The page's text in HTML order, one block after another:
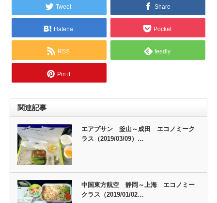
Tweet Share
Hatena Pocket
RSS feedly
Pin it
関連記事
エアプサン 釜山～成田 エコノミーク
ラス（2019/03/09）…
中国東方航空 静岡～上海 エコノミー
クラス（2019/01/02…